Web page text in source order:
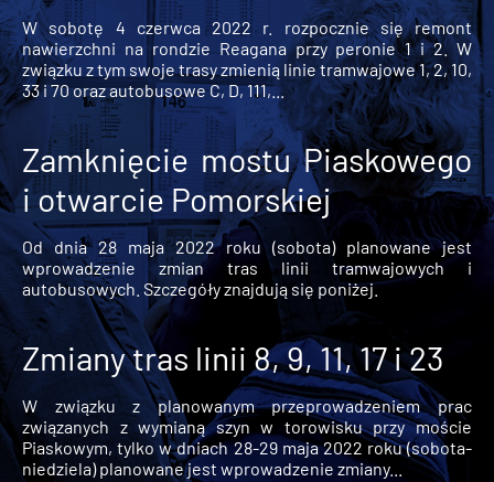
W sobotę 4 czerwca 2022 r. rozpocznie się remont
nawierzchni na rondzie Reagana przy peronie 1 i 2. W
związku z tym swoje trasy zmienią linie tramwajowe 1, 2, 10,
33 i 70 oraz autobusowe C, D, 111,...
Zamknięcie mostu Piaskowego
i otwarcie Pomorskiej
Od dnia 28 maja 2022 roku (sobota) planowane jest
wprowadzenie zmian tras linii tramwajowych i
autobusowych. Szczegóły znajdują się poniżej.
Zmiany tras linii 8, 9, 11, 17 i 23
W związku z planowanym przeprowadzeniem prac
związanych z wymianą szyn w torowisku przy moście
Piaskowym, tylko w dniach 28-29 maja 2022 roku (sobota-
niedziela) planowane jest wprowadzenie zmiany...